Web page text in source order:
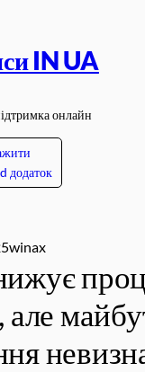
IN UA
онлайн
додаток
winax
але